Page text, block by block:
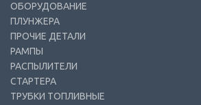
ОБОРУДОВАНИЕ
ПЛУНЖЕРА
ПРОЧИЕ ДЕТАЛИ
РАМПЫ
РАСПЫЛИТЕЛИ
СТАРТЕРА
ТРУБКИ ТОПЛИВНЫЕ